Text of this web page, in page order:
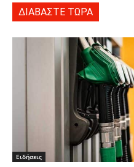
ΔΙΑΒΑΣΤΕ ΤΩΡΑ
Ειδήσεις